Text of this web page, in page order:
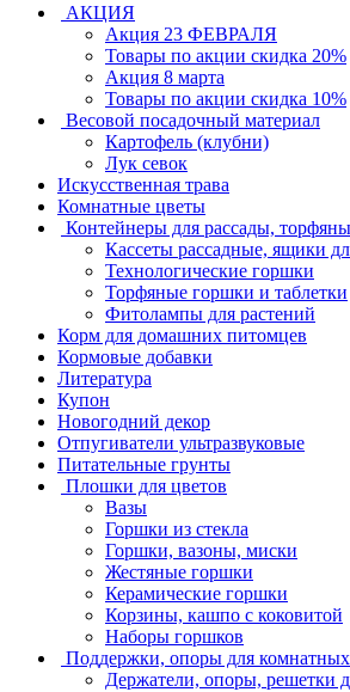
АКЦИЯ
Акция 23 ФЕВРАЛЯ
Товары по акции скидка 20%
Акция 8 марта
Товары по акции скидка 10%
Весовой посадочный материал
Картофель (клубни)
Лук севок
Искусственная трава
Комнатные цветы
Контейнеры для рассады,
Кассеты рассадные, ящики
Технологические горшки
Торфяные горшки и таблетки
Фитолампы для растений
Корм для домашних питомцев
Кормовые добавки
Литература
Купон
Новогодний декор
Отпугиватели ультразвуковые
Питательные грунты
Плошки для цветов
Вазы
Горшки из стекла
Горшки, вазоны, миски
Жестяные горшки
Керамические горшки
Корзины, кашпо с коковитой
Наборы горшков
Поддержки, опоры для
Держатели, опоры, решетки